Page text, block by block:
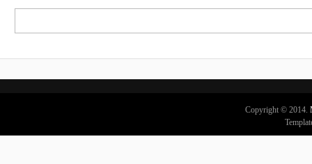
Copyright © 2014.